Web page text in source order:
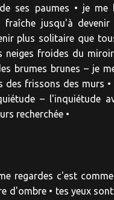
ses paumes • je me
fraîche jusqu'à
plus solitaire que
neiges froides du
brumes brunes – je
des frissons des murs
– l'inquiétude
recherchée •
regardes c'est
d'ombre • tes yeux